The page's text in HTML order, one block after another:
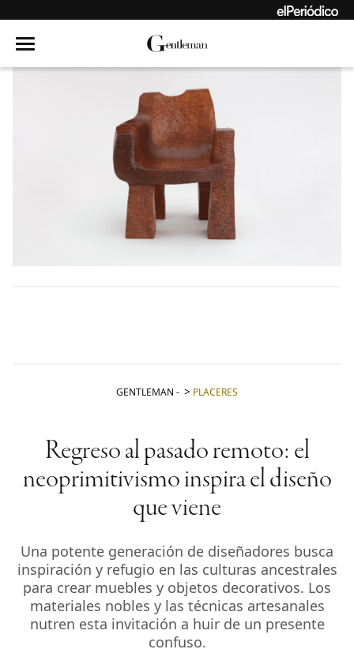
GENTLEMAN - PLACERES
Regreso al pasado remoto: el
neoprimitivismo inspira el diseño
que viene
Una potente generación de diseñadores busca
inspiración y refugio en las culturas ancestrales
para crear muebles y objetos decorativos. Los
materiales nobles y las técnicas artesanales
nutren esta invitación a huir de un presente
confuso.